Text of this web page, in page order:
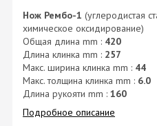
Нож Рембо-1 (углеродистая
химическое оксидирование)
Общая длина mm : 420
Длина клинка mm : 257
Макс. ширина клинка mm : 44
Макс. толщина клинка mm : 6.0
Длина рукояти mm : 160
Подробное описание